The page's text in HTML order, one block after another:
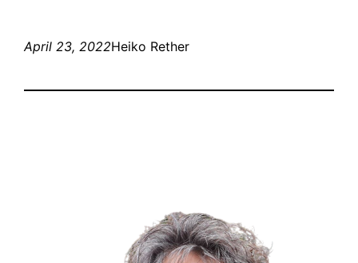
April 23, 2022Heiko Rether